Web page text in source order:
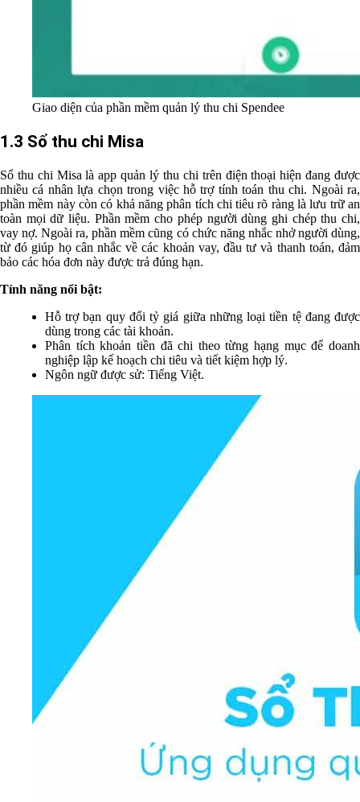
Giao diện của phần mềm quản lý thu chi Spendee
1.3 Sổ thu chi Misa
Sổ thu chi Misa là app quản lý thu chi trên điện thoại hiện đang được
nhiều cá nhân lựa chọn trong việc hỗ trợ tính toán thu chi. Ngoài ra,
phần mềm này còn có khả năng phân tích chi tiêu rõ ràng là lưu trữ an
toàn mọi dữ liệu. Phần mềm cho phép người dùng ghi chép thu chi,
vay nợ. Ngoài ra, phần mềm cũng có chức năng nhắc nhở người dùng,
từ đó giúp họ cân nhắc về các khoản vay, đầu tư và thanh toán, đảm
bảo các hóa đơn này được trả đúng hạn.
Tính năng nổi bật:
Hỗ trợ bạn quy đổi tỷ giá giữa những loại tiền tệ đang được
dùng trong các tài khoản.
Phân tích khoản tiền đã chi theo từng hạng mục để doanh
nghiệp lập kế hoạch chi tiêu và tiết kiệm hợp lý.
Ngôn ngữ được sử: Tiếng Việt.